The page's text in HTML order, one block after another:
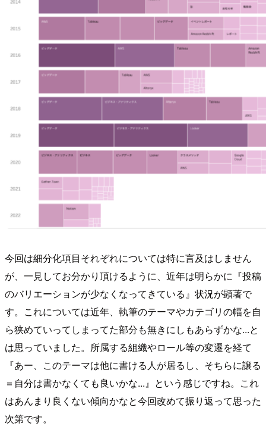
今回は細分化項目それぞれについては特に言及はしません
が、一見してお分かり頂けるように、近年は明らかに『投稿
のバリエーションが少なくなってきている』状況が顕著で
す。これについては近年、執筆のテーマやカテゴリの幅を自
ら狭めていってしまってた部分も無きにしもあらずかな...と
は思っていました。所属する組織やロール等の変遷を経て
『あー、このテーマは他に書ける人が居るし、そちらに譲る
＝自分は書かなくても良いかな...』という感じですね。これ
はあんまり良くない傾向かなと今回改めて振り返って思った
次第です。